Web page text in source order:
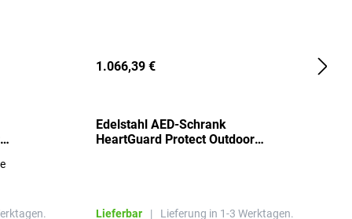
1.066,39 €
Edelstahl AED-Schrank
HeartGuard Protect Outdoor
Lieferbar | Lieferung in 1-3 Werktagen.